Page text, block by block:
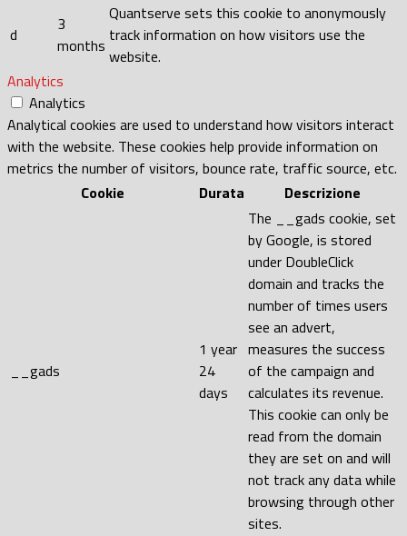
d
3
months
Quantserve sets this cookie to anonymously
track information on how visitors use the
website.
Analytics
Analytics
Analytical cookies are used to understand how visitors interact
with the website. These cookies help provide information on
metrics the number of visitors, bounce rate, traffic source, etc.
Cookie
Durata Descrizione
__gads
1 year
24
days
The __gads cookie, set
by Google, is stored
under DoubleClick
domain and tracks the
number of times users
see an advert,
measures the success
of the campaign and
calculates its revenue.
This cookie can only be
read from the domain
they are set on and will
not track any data while
browsing through other
sites.